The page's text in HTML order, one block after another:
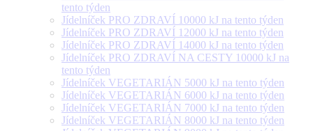
tento týden
Jídelníček PRO ZDRAVÍ 10000 kJ na tento týden
Jídelníček PRO ZDRAVÍ 12000 kJ na tento týden
Jídelníček PRO ZDRAVÍ 14000 kJ na tento týden
Jídelníček PRO ZDRAVÍ NA CESTY 10000 kJ na
tento týden
Jídelníček VEGETARIÁN 5000 kJ na tento týden
Jídelníček VEGETARIÁN 6000 kJ na tento týden
Jídelníček VEGETARIÁN 7000 kJ na tento týden
Jídelníček VEGETARIÁN 8000 kJ na tento týden